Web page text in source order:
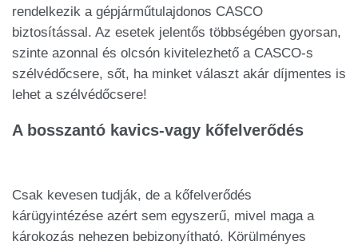
rendelkezik a gépjárműtulajdonos CASCO
biztosítással. Az esetek jelentős többségében gyorsan,
szinte azonnal és olcsón kivitelezhető a CASCO-s
szélvédőcsere, sőt, ha minket választ akár díjmentes is
lehet a szélvédőcsere!
A bosszantó kavics-vagy kőfelverődés
Csak kevesen tudják, de a kőfelverődés
kárügyintézése azért sem egyszerű, mivel maga a
károkozás nehezen bebizonyítható. Körülményes